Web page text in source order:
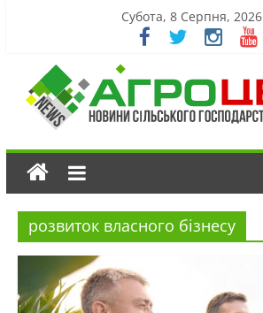
Субота, 8 Серпня, 2026
розвиток власного бізнесу